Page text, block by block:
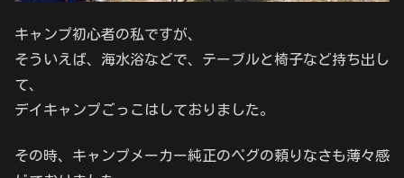
キャンプ初心者の私ですが、
そういえば、海水浴などで、テーブルと椅子など持ち出し
て、
デイキャンプごっこはしておりました。
その時、キャンプメーカー純正のペグの頼りなさも薄々感